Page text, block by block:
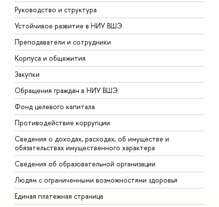
Руководство и структура
Устойчивое развитие в НИУ ВШЭ
Преподаватели и сотрудники
Корпуса и общежития
Закупки
Обращения граждан в НИУ ВШЭ
Фонд целевого капитала
Противодействие коррупции
Сведения о доходах, расходах, об имуществе и
обязательствах имущественного характера
Сведения об образовательной организации
Людям с ограниченными возможностями здоровья
Единая платежная страница